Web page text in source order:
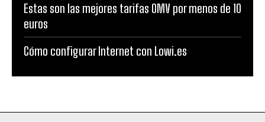
Estas son las mejores tarifas OMV por menos de 10
euros
Cómo configurar Internet con Lowi.es